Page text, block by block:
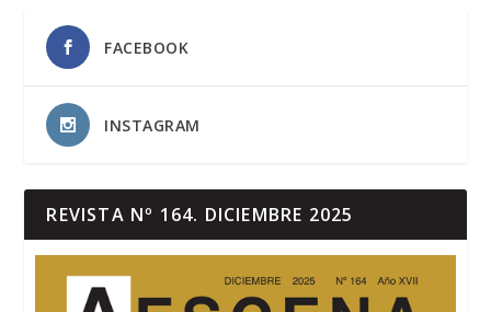
FACEBOOK
INSTAGRAM
REVISTA Nº 164. DICIEMBRE 2025